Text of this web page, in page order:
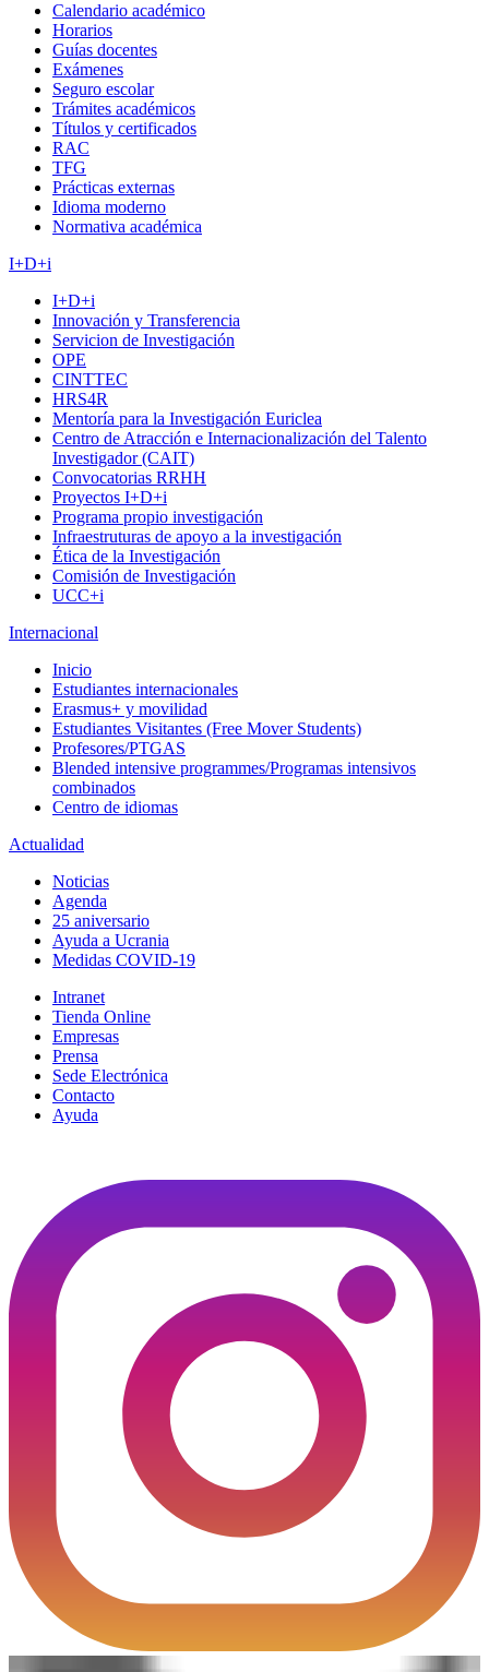
Calendario académico
Horarios
Guías docentes
Exámenes
Seguro escolar
Trámites académicos
Títulos y certificados
RAC
TFG
Prácticas externas
Idioma moderno
Normativa académica
I+D+i
I+D+i
Innovación y Transferencia
Servicion de Investigación
OPE
CINTTEC
HRS4R
Mentoría para la Investigación Euriclea
Centro de Atracción e Internacionalización del Talento
Investigador (CAIT)
Convocatorias RRHH
Proyectos I+D+i
Programa propio investigación
Infraestruturas de apoyo a la investigación
Ética de la Investigación
Comisión de Investigación
UCC+i
Internacional
Inicio
Estudiantes internacionales
Erasmus+ y movilidad
Estudiantes Visitantes (Free Mover Students)
Profesores/PTGAS
Blended intensive programmes/Programas intensivos
combinados
Centro de idiomas
Actualidad
Noticias
Agenda
25 aniversario
Ayuda a Ucrania
Medidas COVID-19
Intranet
Tienda Online
Empresas
Prensa
Sede Electrónica
Contacto
Ayuda